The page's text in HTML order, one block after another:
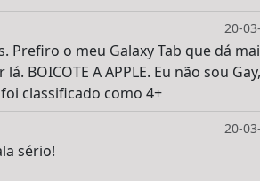
20-
Prefiro o meu Galaxy Tab que dá
BOICOTE A APPLE. Eu não sou
classificado como 4+
20-
sério!